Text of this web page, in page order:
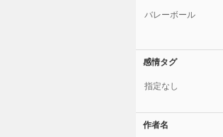
バレーボール
感情タグ
指定なし
作者名